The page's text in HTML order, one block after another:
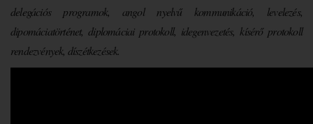
delegációs programok, angol nyelvű kommunikáció, levelezés,
dipomáciatörténet, diplomáciai protokoll, idegenvezetés, kísérő protokoll
rendezvények, díszétkezések.